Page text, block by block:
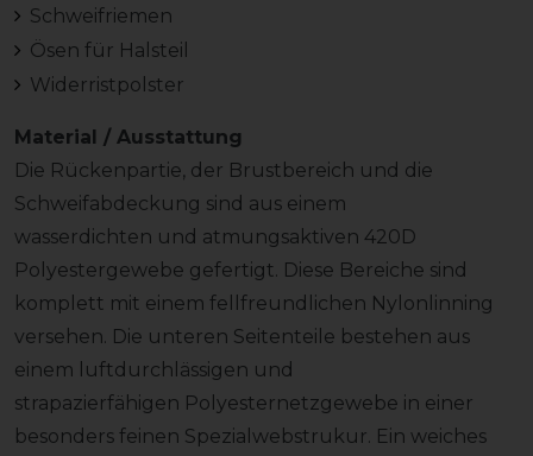
Schweifriemen
Ösen für Halsteil
Widerristpolster
Material / Ausstattung
Die Rückenpartie, der Brustbereich und die
Schweifabdeckung sind aus einem
wasserdichten und atmungsaktiven 420D
Polyestergewebe gefertigt. Diese Bereiche sind
komplett mit einem fellfreundlichen Nylonlinning
versehen. Die unteren Seitenteile bestehen aus
einem luftdurchlässigen und
strapazierfähigen Polyesternetzgewebe in einer
besonders feinen Spezialwebstrukur. Ein weiches